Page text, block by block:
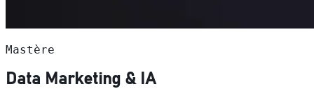
Mastère
Data Marketing & IA